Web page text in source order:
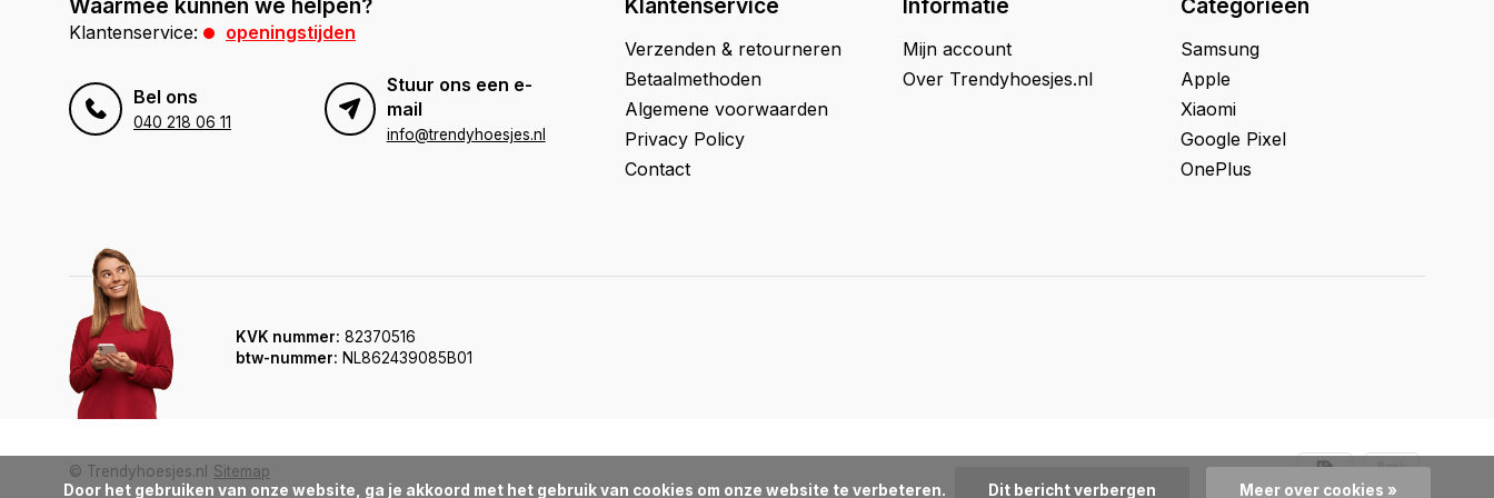
Waarmee kunnen we helpen?
Klantenservice: openingstijden
Bel ons
040 218 06 11
Stuur ons een e-
mail
info@trendyhoesjes.nl
Klantenservice
Verzenden & retourneren
Betaalmethoden
Algemene voorwaarden
Privacy Policy
Contact
Informatie
Mijn account
Over Trendyhoesjes.nl
Categorieën
Samsung
Apple
Xiaomi
Google Pixel
OnePlus
KVK nummer: 82370516
btw-nummer: NL862439085B01
© Trendyhoesjes.nl
Sitemap
Door het gebruiken van onze website, ga je akkoord met het gebruik van cookies om onze website te verbeteren.
Dit bericht verbergen Meer over cookies »